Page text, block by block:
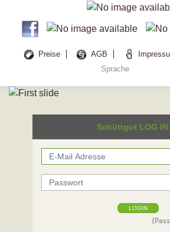
Preise AGB
Sprache
Schüttgut LOG IN
LOGIN